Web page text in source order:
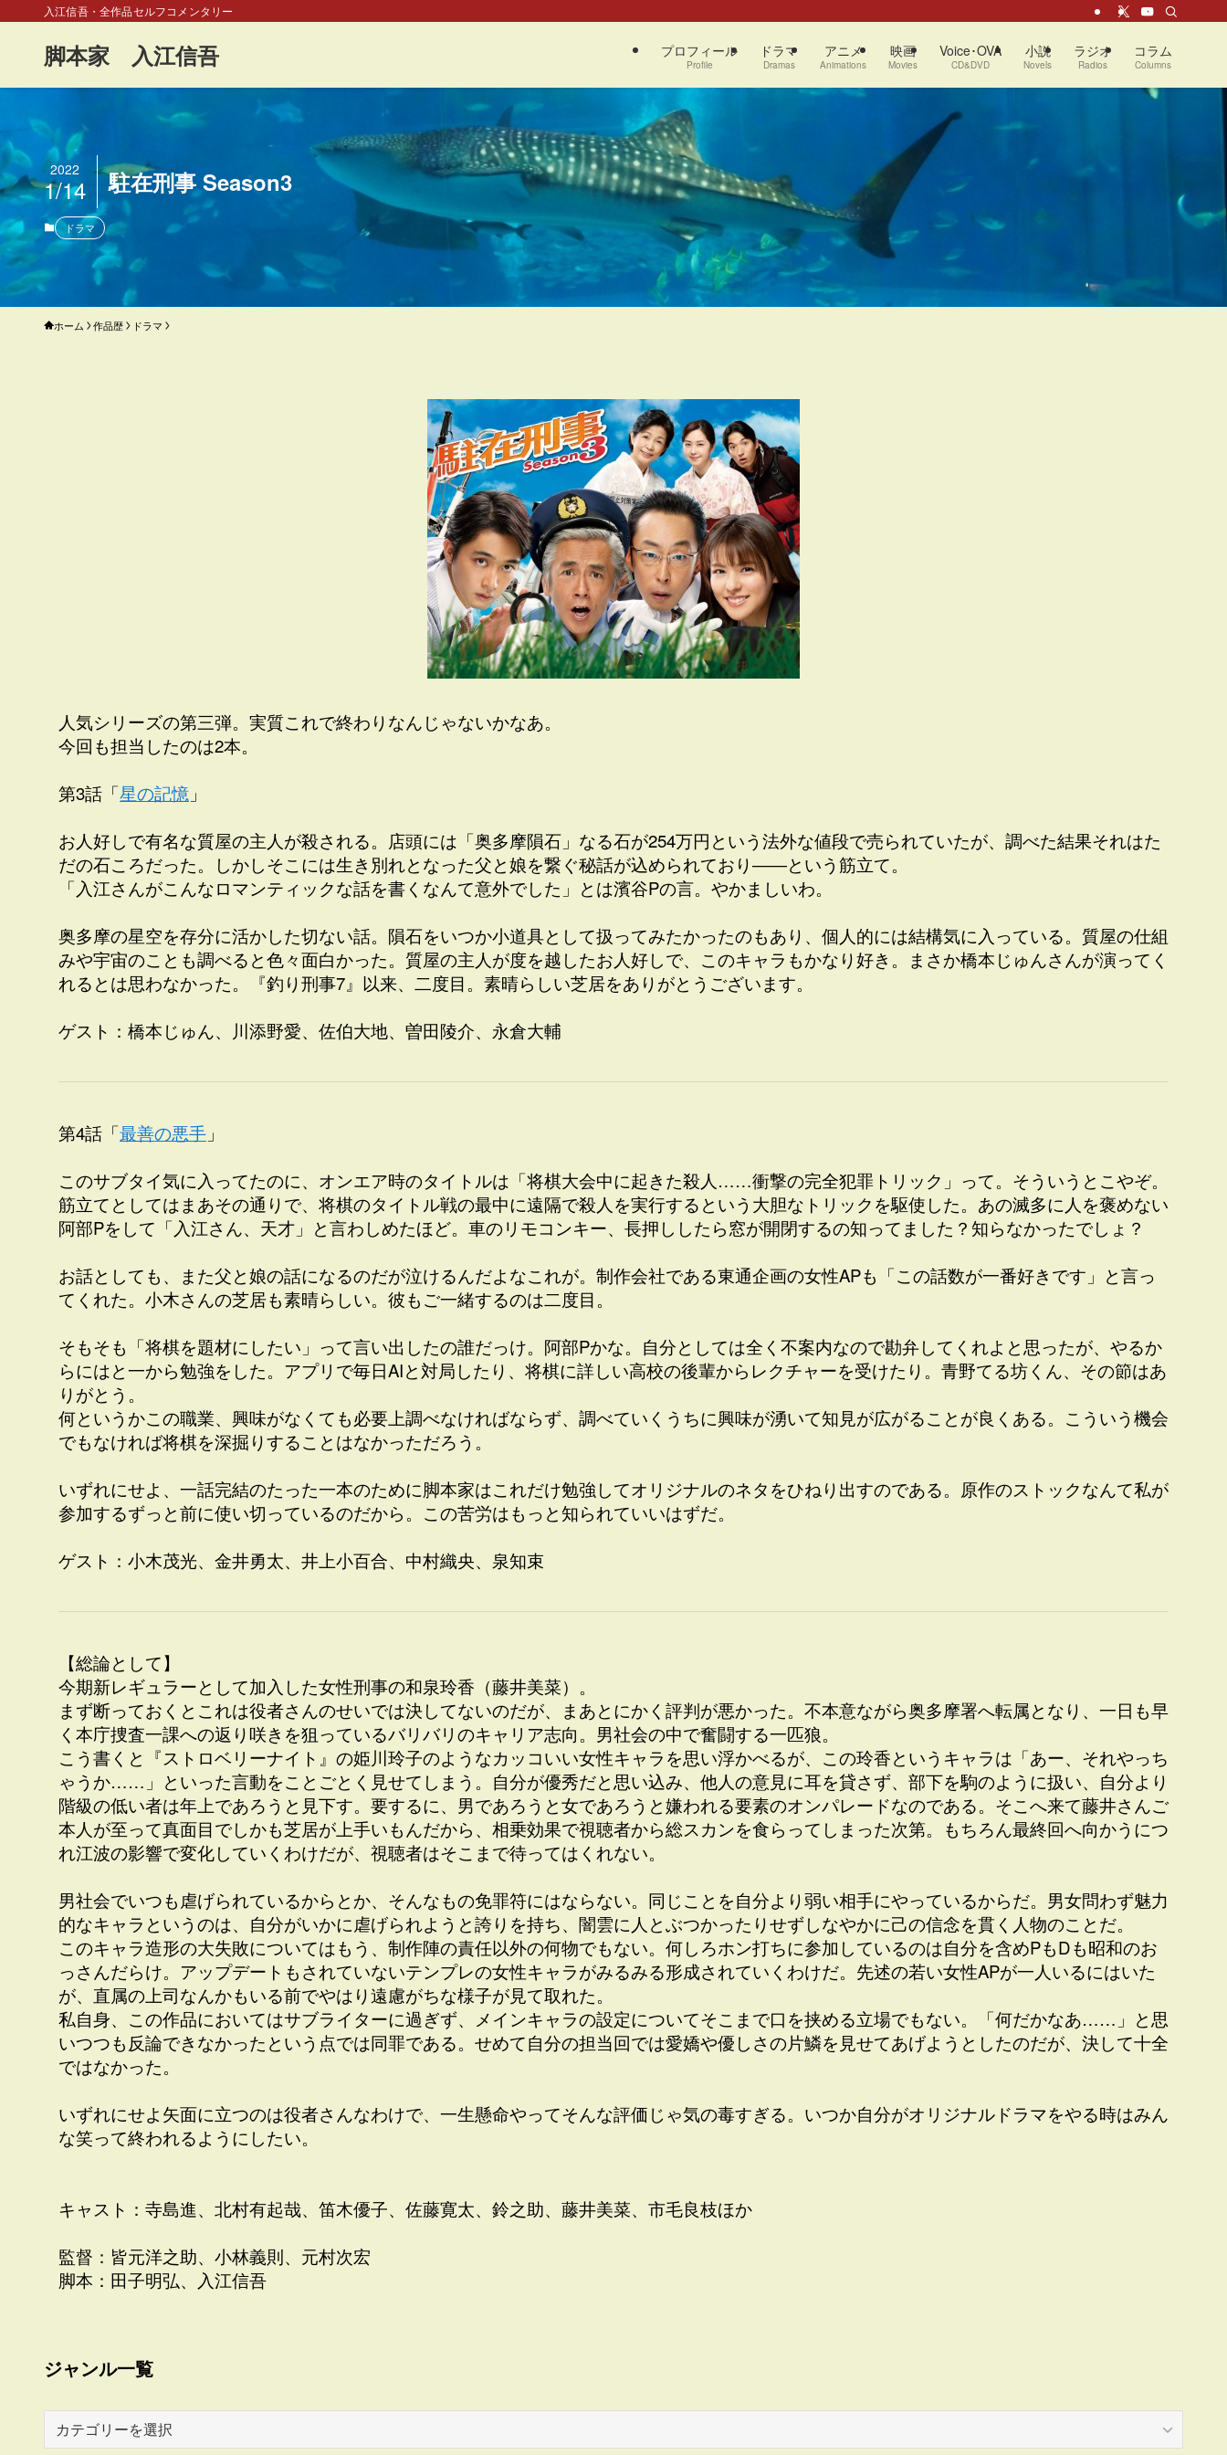
入江信吾・全作品セルフコメンタリー
脚本家 入江信吾 プロフィール
Profile
ドラマ
Dramas
アニメ
Animations
映画
Movies
Voice･OVA
CD&DVD
小説
Novels
ラジオ
Radios
コラム
Columns
駐在刑事 Season3
2022
1/14
ドラマ
ホーム 作品歴 ドラマ
人気シリーズの第三弾。実質これで終わりなんじゃないかなあ。
今回も担当したのは2本。
第3話「星の記憶 」
お人好しで有名な質屋の主人が殺される。店頭には「奥多摩隕石」なる石が254万円という法外な値段で売られていたが、調べた結果それはた
だの石ころだった。しかしそこには生き別れとなった父と娘を繋ぐ秘話が込められており――という筋立て。
「入江さんがこんなロマンティックな話を書くなんて意外でした」とは濱谷Pの言。やかましいわ。
奥多摩の星空を存分に活かした切ない話。隕石をいつか小道具として扱ってみたかったのもあり、個人的には結構気に入っている。質屋の仕組
みや宇宙のことも調べると色々面白かった。質屋の主人が度を越したお人好しで、このキャラもかなり好き。まさか橋本じゅんさんが演ってく
れるとは思わなかった。『釣り刑事7』以来、二度目。素晴らしい芝居をありがとうございます。
ゲスト：橋本じゅん、川添野愛、佐伯大地、曽田陵介、永倉大輔
第4話「最善の悪手 」
このサブタイ気に入ってたのに、オンエア時のタイトルは「将棋大会中に起きた殺人……衝撃の完全犯罪トリック」って。そういうとこやぞ。
筋立てとしてはまあその通りで、将棋のタイトル戦の最中に遠隔で殺人を実行するという大胆なトリックを駆使した。あの滅多に人を褒めない
阿部Pをして「入江さん、天才」と言わしめたほど。車のリモコンキー、長押ししたら窓が開閉するの知ってました？知らなかったでしょ？
お話としても、また父と娘の話になるのだが泣けるんだよなこれが。制作会社である東通企画の女性APも「この話数が一番好きです」と言っ
てくれた。小木さんの芝居も素晴らしい。彼もご一緒するのは二度目。
そもそも「将棋を題材にしたい」って言い出したの誰だっけ。阿部Pかな。自分としては全く不案内なので勘弁してくれよと思ったが、やるか
らにはと一から勉強をした。アプリで毎日AIと対局したり、将棋に詳しい高校の後輩からレクチャーを受けたり。青野てる坊くん、その節はあ
りがとう。
何というかこの職業、興味がなくても必要上調べなければならず、調べていくうちに興味が湧いて知見が広がることが良くある。こういう機会
でもなければ将棋を深掘りすることはなかっただろう。
いずれにせよ、一話完結のたった一本のために脚本家はこれだけ勉強してオリジナルのネタをひねり出すのである。原作のストックなんて私が
参加するずっと前に使い切っているのだから。この苦労はもっと知られていいはずだ。
ゲスト：小木茂光、金井勇太、井上小百合、中村織央、泉知束
【総論として】
今期新レギュラーとして加入した女性刑事の和泉玲香（藤井美菜）。
まず断っておくとこれは役者さんのせいでは決してないのだが、まあとにかく評判が悪かった。不本意ながら奥多摩署へ転属となり、一日も早
く本庁捜査一課への返り咲きを狙っているバリバリのキャリア志向。男社会の中で奮闘する一匹狼。
こう書くと『ストロベリーナイト』の姫川玲子のようなカッコいい女性キャラを思い浮かべるが、この玲香というキャラは「あー、それやっち
ゃうか……」といった言動をことごとく見せてしまう。自分が優秀だと思い込み、他人の意見に耳を貸さず、部下を駒のように扱い、自分より
階級の低い者は年上であろうと見下す。要するに、男であろうと女であろうと嫌われる要素のオンパレードなのである。そこへ来て藤井さんご
本人が至って真面目でしかも芝居が上手いもんだから、相乗効果で視聴者から総スカンを食らってしまった次第。もちろん最終回へ向かうにつ
れ江波の影響で変化していくわけだが、視聴者はそこまで待ってはくれない。
男社会でいつも虐げられているからとか、そんなもの免罪符にはならない。同じことを自分より弱い相手にやっているからだ。男女問わず魅力
的なキャラというのは、自分がいかに虐げられようと誇りを持ち、闇雲に人とぶつかったりせずしなやかに己の信念を貫く人物のことだ。
このキャラ造形の大失敗についてはもう、制作陣の責任以外の何物でもない。何しろホン打ちに参加しているのは自分を含めPもDも昭和のお
っさんだらけ。アップデートもされていないテンプレの女性キャラがみるみる形成されていくわけだ。先述の若い女性APが一人いるにはいた
が、直属の上司なんかもいる前でやはり遠慮がちな様子が見て取れた。
私自身、この作品においてはサブライターに過ぎず、メインキャラの設定についてそこまで口を挟める立場でもない。「何だかなあ……」と思
いつつも反論できなかったという点では同罪である。せめて自分の担当回では愛嬌や優しさの片鱗を見せてあげようとしたのだが、決して十全
ではなかった。
いずれにせよ矢面に立つのは役者さんなわけで、一生懸命やってそんな評価じゃ気の毒すぎる。いつか自分がオリジナルドラマをやる時はみん
な笑って終われるようにしたい。
キャスト：寺島進、北村有起哉、笛木優子、佐藤寛太、鈴之助、藤井美菜、市毛良枝ほか
監督：皆元洋之助、小林義則、元村次宏
脚本：田子明弘、入江信吾
ジャンル一覧
ャ